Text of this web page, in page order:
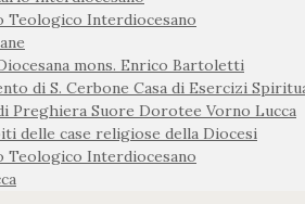
Teologico Interdiocesano
mons. Enrico Bartoletti
di S. Cerbone Casa di Esercizi
Preghiera Suore Dorotee Vorno Lucca
delle case religiose della Diocesi
Teologico Interdiocesano